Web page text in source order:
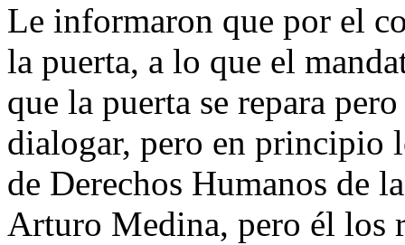
Le informaron que por el
la puerta, a lo que el
que la puerta se repara
dialogar, pero en principio
de Derechos Humanos de
Arturo Medina, pero él los